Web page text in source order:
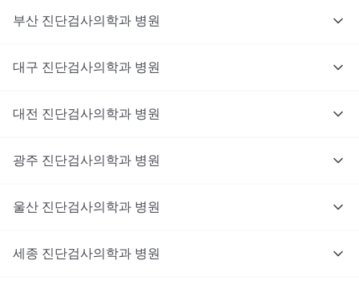
부산 진단검사의학과 병원
대구 진단검사의학과 병원
대전 진단검사의학과 병원
광주 진단검사의학과 병원
울산 진단검사의학과 병원
세종 진단검사의학과 병원